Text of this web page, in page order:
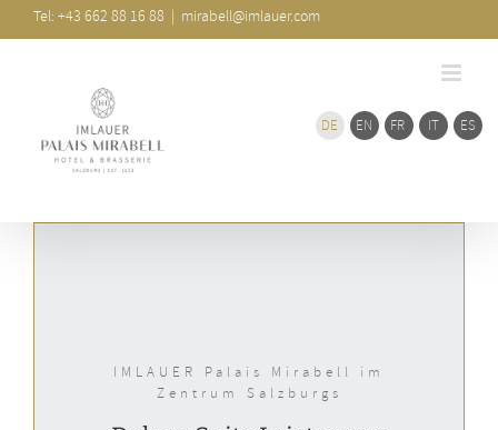
DE EN FR IT ES
Zum
Inhalt
IMLAUER Palais Mirabell im
Zentrum Salzburgs
Tel: +43 662 88 16 88 | mirabell@imlauer.com